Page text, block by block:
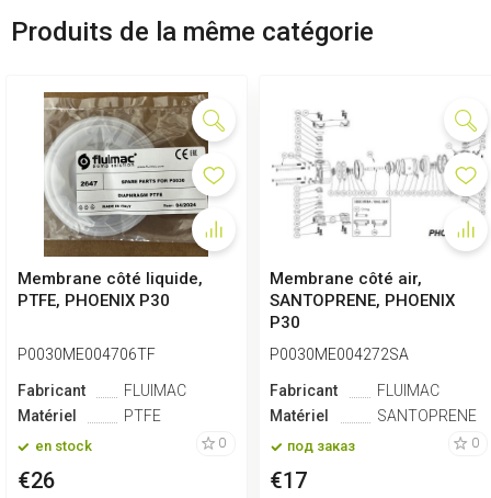
Produits de la même catégorie
Membrane côté liquide,
PTFE, PHOENIX P30
P0030ME004706TF
Fabricant
FLUIMAC
Matériel
PTFE
en stock 0
€26
Membrane côté air,
SANTOPRENE, PHOENIX
P30
P0030ME004272SA
Fabricant
FLUIMAC
Matériel
SANTOPRENE
под заказ 0
€17